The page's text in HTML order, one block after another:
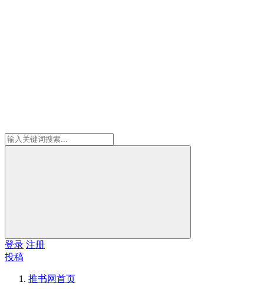
登录 注册
投稿
推书网首页